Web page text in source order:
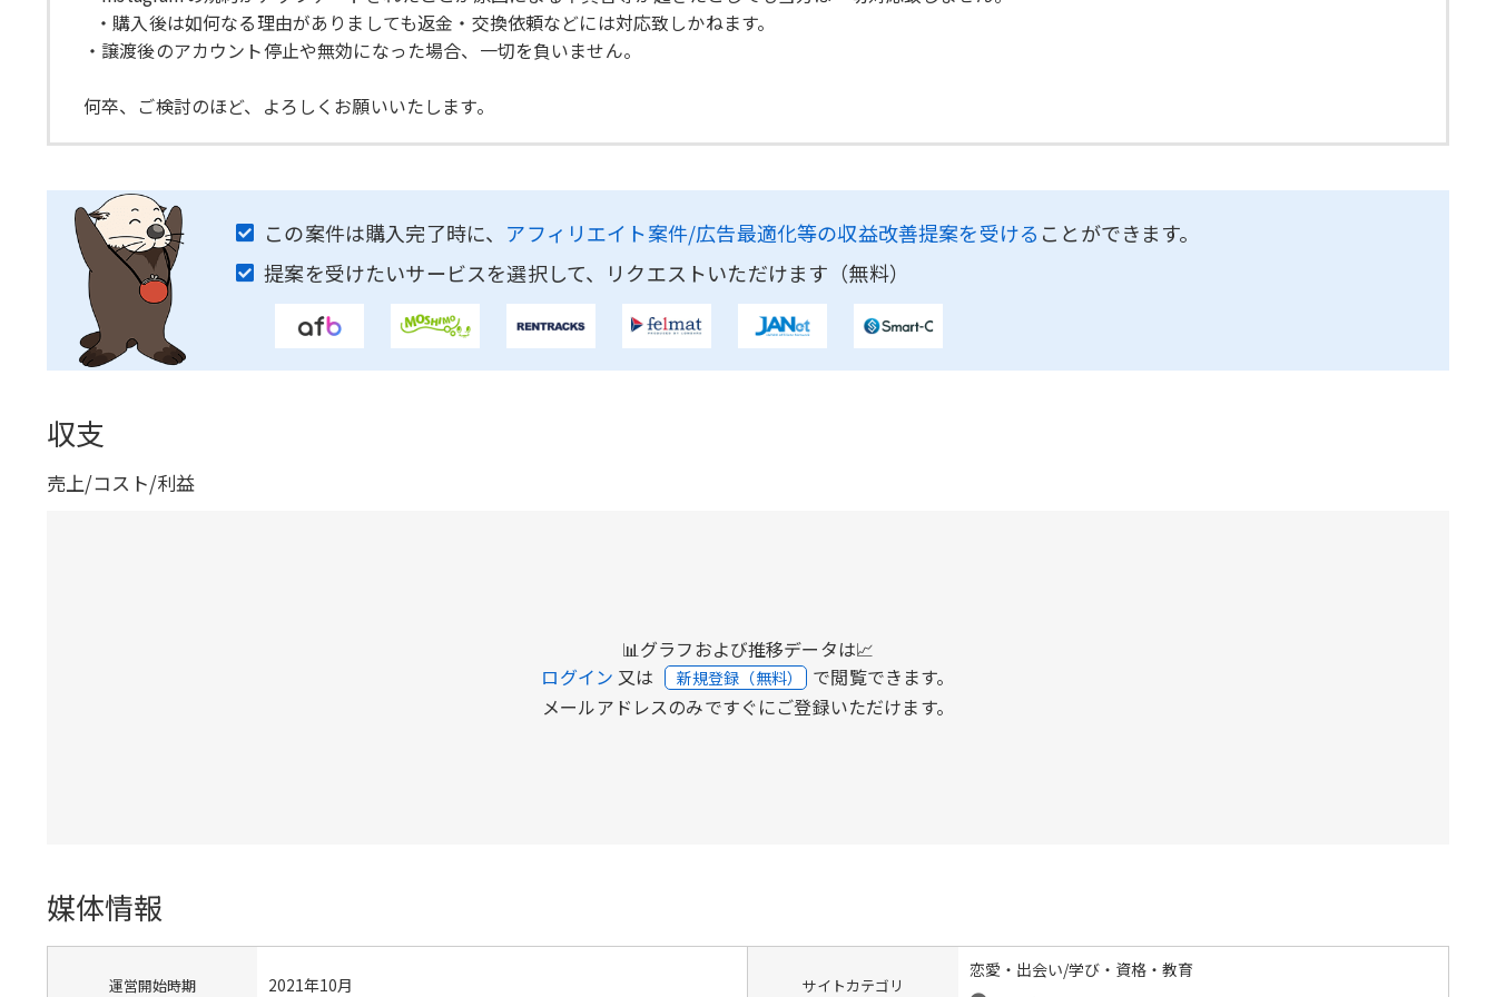
・購入後は如何なる理由がありましても返金・交換依頼などには対応致しかねます。
・譲渡後のアカウント停止や無効になった場合、一切を負いません。
何卒、ご検討のほど、よろしくお願いいたします。
この案件は購入完了時に、 アフィリエイト案件/広告最適化等の収益改善提案を受ける ことができます。
提案を受けたいサービスを選択して、リクエストいただけます（無料）
収支
売上/コスト/利益
📊グラフおよび推移データは📈
ログイン 又は 新規登録（無料） で閲覧できます。
メールアドレスのみですぐにご登録いただけます。
媒体情報
運営開始時期 2021年10月 サイトカテゴリ
恋愛・出会い/学び・資格・教育